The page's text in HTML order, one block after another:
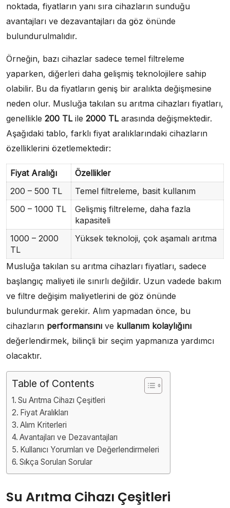
noktada, fiyatların yanı sıra cihazların sunduğu
avantajları ve dezavantajları da göz önünde
bulundurulmalıdır.
Örneğin, bazı cihazlar sadece temel filtreleme
yaparken, diğerleri daha gelişmiş teknolojilere sahip
olabilir. Bu da fiyatların geniş bir aralıkta değişmesine
neden olur. Musluğa takılan su arıtma cihazları fiyatları,
genellikle 200 TLile 2000 TLarasında değişmektedir.
Aşağıdaki tablo, farklı fiyat aralıklarındaki cihazların
özelliklerini özetlemektedir:
Fiyat Aralığı
Özellikler
200 – 500 TL
Temel filtreleme, basit kullanım
500 – 1000 TL
Gelişmiş filtreleme, daha fazla
kapasiteli
1000 – 2000
TL
Yüksek teknoloji, çok aşamalı arıtma
Musluğa takılan su arıtma cihazları fiyatları, sadece
başlangıç maliyeti ile sınırlı değildir. Uzun vadede bakım
ve filtre değişim maliyetlerini de göz önünde
bulundurmak gerekir. Alım yapmadan önce, bu
cihazların performansını ve kullanım kolaylığını
değerlendirmek, bilinçli bir seçim yapmanıza yardımcı
olacaktır.
Table of Contents
Su Arıtma Cihazı Çeşitleri
Fiyat Aralıkları
Alım Kriterleri
Avantajları ve Dezavantajları
Kullanıcı Yorumları ve Değerlendirmeleri
Sıkça Sorulan Sorular
Su Arıtma Cihazı Çeşitleri